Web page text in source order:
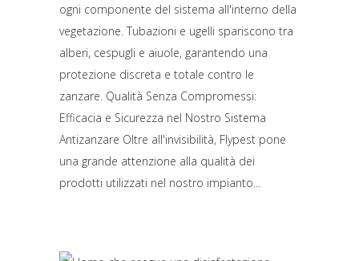
ogni componente del sistema all'interno della
vegetazione. Tubazioni e ugelli spariscono tra
alberi, cespugli e aiuole, garantendo una
protezione discreta e totale contro le
zanzare. Qualità Senza Compromessi:
Efficacia e Sicurezza nel Nostro Sistema
Antizanzare Oltre all'invisibilità, Flypest pone
una grande attenzione alla qualità dei
prodotti utilizzati nel nostro impianto